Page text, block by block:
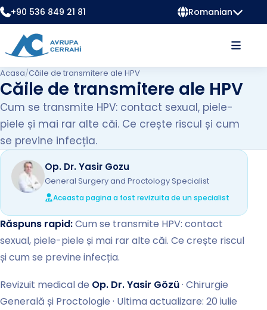
+90 536 849 21 81 Romanian
Acasa/Căile de transmitere ale HPV
Căile de transmitere ale HPV
Cum se transmite HPV: contact sexual, piele-
piele și mai rar alte căi. Ce crește riscul și cum
se previne infecția.
Op. Dr. Yasir Gozu
General Surgery and Proctology Specialist
Aceasta pagina a fost revizuita de un specialist
Răspuns rapid:Cum se transmite HPV: contact
sexual, piele-piele și mai rar alte căi. Ce crește riscul
și cum se previne infecția.
Revizuit medical de Op. Dr. Yasir Gözü· Chirurgie
Generală și Proctologie · Ultima actualizare: 20 iulie